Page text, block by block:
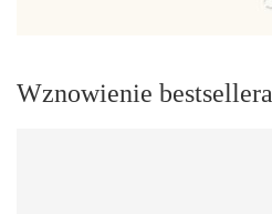
Wznowienie bestsellera